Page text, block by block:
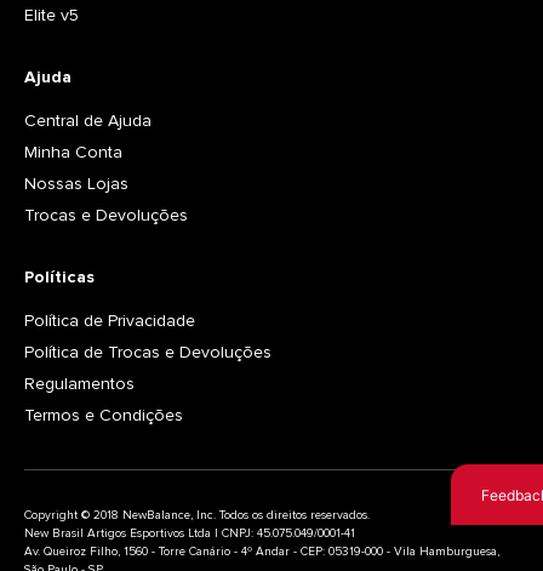
Elite v5
Ajuda
Central de Ajuda
Minha Conta
Nossas Lojas
Trocas e Devoluções
Políticas
Política de Privacidade
Política de Trocas e Devoluções
Regulamentos
Termos e Condições
Copyright © 2018 NewBalance, Inc. Todos os direitos reservados.
New Brasil Artigos Esportivos Ltda | CNPJ: 45.075.049/0001-41
Av. Queiroz Filho, 1560 - Torre Canário - 4º Andar - CEP: 05319-000 - Vila Hamburguesa,